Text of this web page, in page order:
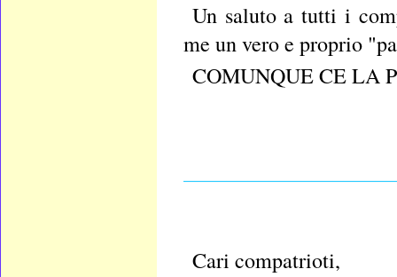
Un saluto a tutti i
me un vero e proprio
COMUNQUE CE LA
Cari compatrioti,